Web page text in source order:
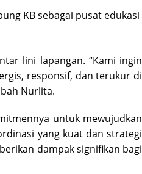
KB sebagai pusat edukasi
lini lapangan. “Kami ingin
responsif, dan terukur di
Nurlita.
untuk mewujudkan
yang kuat dan strategi
dampak signifikan bagi